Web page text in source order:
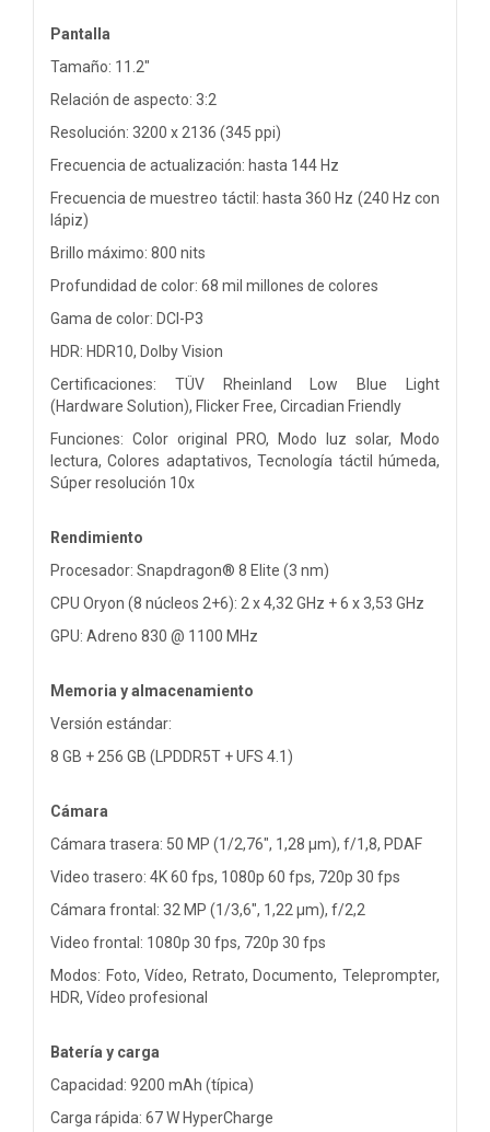
Pantalla
Tamaño: 11.2"
Relación de aspecto: 3:2
Resolución: 3200 x 2136 (345 ppi)
Frecuencia de actualización: hasta 144 Hz
Frecuencia de muestreo táctil: hasta 360 Hz (240 Hz con
lápiz)
Brillo máximo: 800 nits
Profundidad de color: 68 mil millones de colores
Gama de color: DCI-P3
HDR: HDR10, Dolby Vision
Certificaciones: TÜV Rheinland Low Blue Light
(Hardware Solution), Flicker Free, Circadian Friendly
Funciones: Color original PRO, Modo luz solar, Modo
lectura, Colores adaptativos, Tecnología táctil húmeda,
Súper resolución 10x
Rendimiento
Procesador: Snapdragon® 8 Elite (3 nm)
CPU Oryon (8 núcleos 2+6): 2 x 4,32 GHz + 6 x 3,53 GHz
GPU: Adreno 830 @ 1100 MHz
Memoria y almacenamiento
Versión estándar:
8 GB + 256 GB (LPDDR5T + UFS 4.1)
Cámara
Cámara trasera: 50 MP (1/2,76", 1,28 µm), f/1,8, PDAF
Video trasero: 4K 60 fps, 1080p 60 fps, 720p 30 fps
Cámara frontal: 32 MP (1/3,6", 1,22 µm), f/2,2
Video frontal: 1080p 30 fps, 720p 30 fps
Modos: Foto, Vídeo, Retrato, Documento, Teleprompter,
HDR, Vídeo profesional
Batería y carga
Capacidad: 9200 mAh (típica)
Carga rápida: 67 W HyperCharge